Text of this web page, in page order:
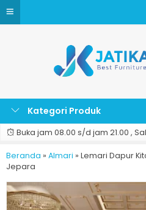
Kategori Produk
Buka jam 08.00 s/d jam 21.00 ,
Beranda » Almari » Lemari Dapur
Jepara